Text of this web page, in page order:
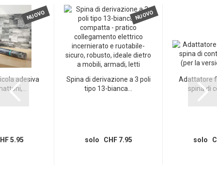
NUOVO
adesiva
5.95
NUOVO
Spina di derivazione a 3 poli
tipo 13-bianca...
solo CHF 7.95
Adattatore
spina di
solo